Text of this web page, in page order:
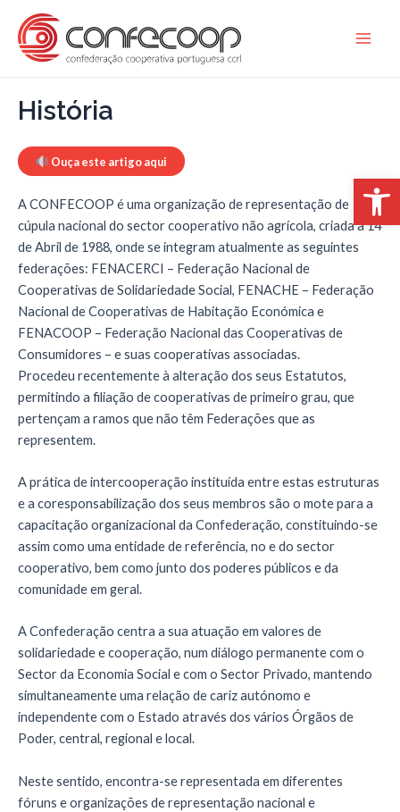
content
História
Ouça este artigo aqui
A CONFECOOP é uma organização de representação de
cúpula nacional do sector cooperativo não agrícola, criada a 14
de Abril de 1988, onde se integram atualmente as seguintes
federações: FENACERCI – Federação Nacional de
Cooperativas de Solidariedade Social, FENACHE – Federação
Nacional de Cooperativas de Habitação Económica e
FENACOOP – Federação Nacional das Cooperativas de
Consumidores – e suas cooperativas associadas.
Procedeu recentemente à alteração dos seus Estatutos,
permitindo a filiação de cooperativas de primeiro grau, que
pertençam a ramos que não têm Federações que as
representem.
A prática de intercooperação instituída entre estas estruturas
e a coresponsabilização dos seus membros são o mote para a
capacitação organizacional da Confederação, constituindo-se
assim como uma entidade de referência, no e do sector
cooperativo, bem como junto dos poderes públicos e da
comunidade em geral.
A Confederação centra a sua atuação em valores de
solidariedade e cooperação, num diálogo permanente com o
Sector da Economia Social e com o Sector Privado, mantendo
simultaneamente uma relação de cariz autónomo e
independente com o Estado através dos vários Órgãos de
Poder, central, regional e local.
Neste sentido, encontra-se representada em diferentes
fóruns e organizações de representação nacional e